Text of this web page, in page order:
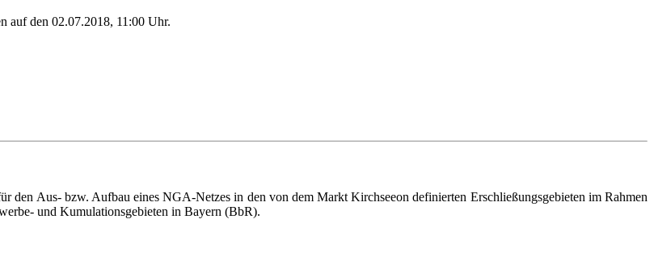
auf den 02.07.2018, 11:00 Uhr.
den Aus- bzw. Aufbau eines NGA-Netzes in den von dem Markt Kirchseeon definierten Erschließungsgebieten im Rahmen
und Kumulationsgebieten in Bayern (BbR).